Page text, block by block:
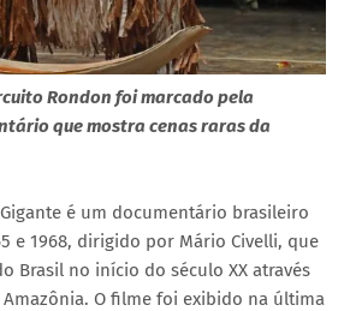
Rondon foi marcado pela
que mostra cenas raras da
Gigante é um documentário brasileiro
e 1968, dirigido por Mário Civelli, que
Brasil no início do século XX através
Amazônia. O filme foi exibido na última